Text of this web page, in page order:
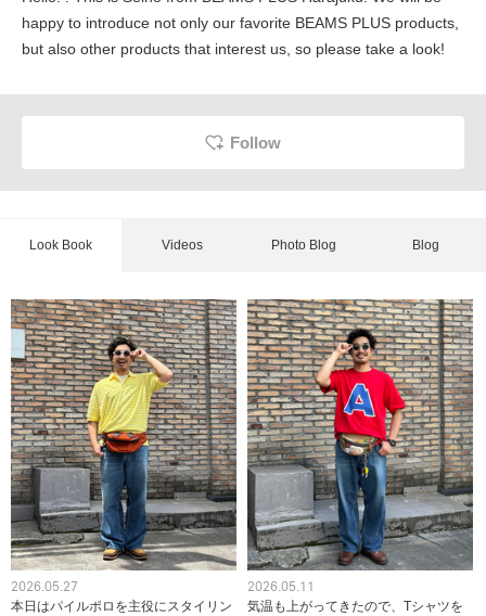
happy to introduce not only our favorite BEAMS PLUS products,
but also other products that interest us, so please take a look!
Follow
Look Book Videos Photo Blog Blog
2026.05.27
本日はパイルポロを主役にスタイリン
2026.05.11
気温も上がってきたので、Tシャツを